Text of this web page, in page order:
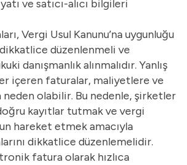
ve satıcı-alıcı bilgileri
Vergi Usul Kanunu’na uygunluğu
dikkatlice düzenlenmeli ve
danışmanlık alınmalıdır. Yanlış
içeren faturalar, maliyetlere ve
neden olabilir. Bu nedenle, şirketler
kayıtlar tutmak ve vergi
hareket etmek amacıyla
dikkatlice düzenlemelidir.
fatura olarak hızlıca